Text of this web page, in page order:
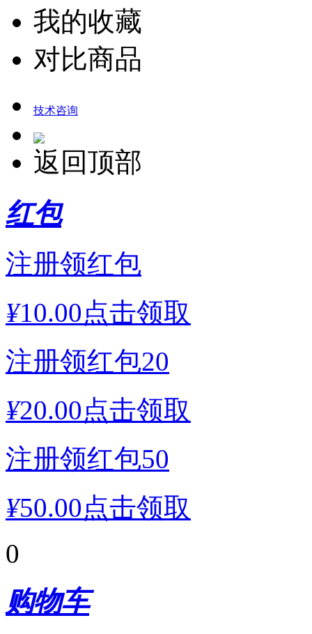
我的收藏
对比商品
技术咨询
返回顶部
红包
注册领红包
¥10.00点击领取
注册领红包20
¥20.00点击领取
注册领红包50
¥50.00点击领取
0
购物车